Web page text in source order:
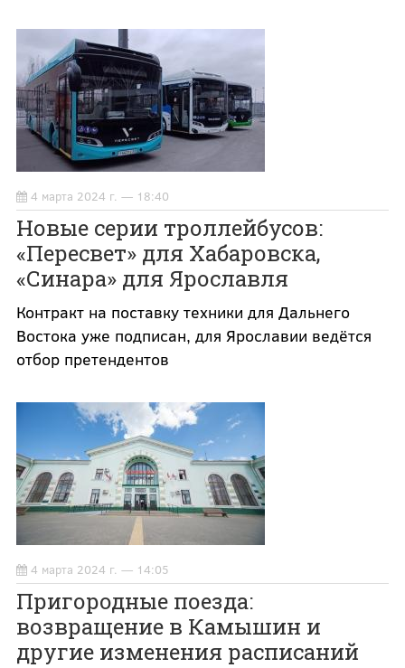
4 марта 2024 г. — 18:40
Новые серии троллейбусов:
«Пересвет» для Хабаровска,
«Синара» для Ярославля
Контракт на поставку техники для Дальнего
Востока уже подписан, для Ярославии ведётся
отбор претендентов
4 марта 2024 г. — 14:05
Пригородные поезда:
возвращение в Камышин и
другие изменения расписаний